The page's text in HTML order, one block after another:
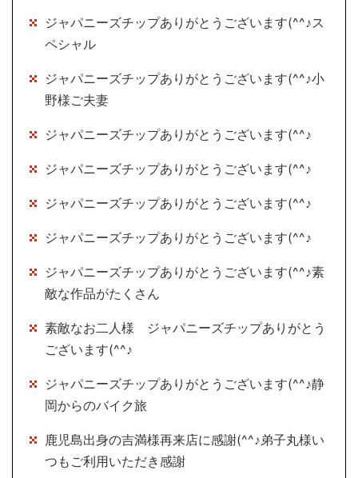
ジャパニーズチップありがとうございます(^^♪ス
ペシャル
ジャパニーズチップありがとうございます(^^♪小
野様ご夫妻
ジャパニーズチップありがとうございます(^^♪
ジャパニーズチップありがとうございます(^^♪
ジャパニーズチップありがとうございます(^^♪
ジャパニーズチップありがとうございます(^^♪
ジャパニーズチップありがとうございます(^^♪素
敵な作品がたくさん
素敵なお二人様 ジャパニーズチップありがとう
ございます(^^♪
ジャパニーズチップありがとうございます(^^♪静
岡からのバイク旅
鹿児島出身の吉満様再来店に感謝(^^♪弟子丸様い
つもご利用いただき感謝